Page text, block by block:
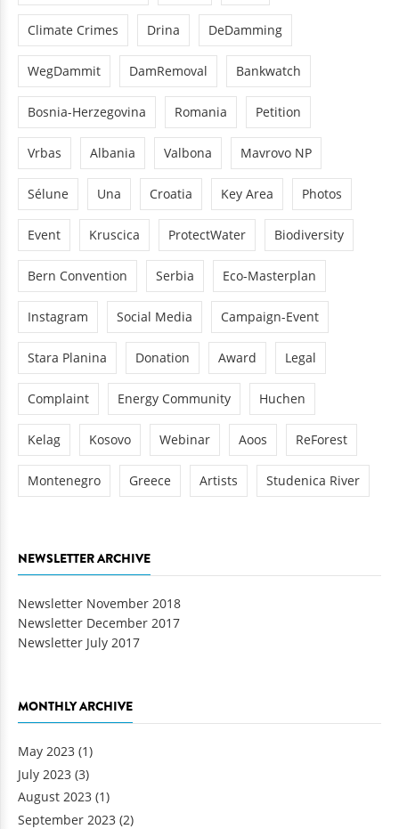
Climate Crimes Drina DeDamming
WegDammit DamRemoval Bankwatch
Bosnia-Herzegovina Romania Petition
Vrbas Albania Valbona Mavrovo NP
Sélune Una Croatia Key Area Photos
Event Kruscica ProtectWater Biodiversity
Bern Convention Serbia Eco-Masterplan
Instagram Social Media Campaign-Event
Stara Planina Donation Award Legal
Complaint Energy Community Huchen
Kelag Kosovo Webinar Aoos ReForest
Montenegro Greece Artists Studenica River
NEWSLETTER ARCHIVE
Newsletter November 2018
Newsletter December 2017
Newsletter July 2017
MONTHLY ARCHIVE
May 2023 (1)
July 2023 (3)
August 2023 (1)
September 2023 (2)